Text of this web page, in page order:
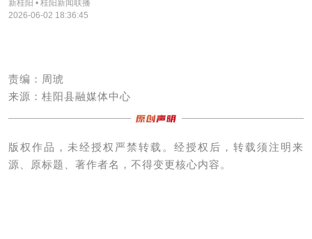
新桂阳 • 桂阳新闻联播
2026-06-02 18:36:45
责编：周琥
来源：桂阳县融媒体中心
版权作品，未经授权严禁转载。经授权后，转载须注明来
源、原标题、著作者名，不得变更核心内容。